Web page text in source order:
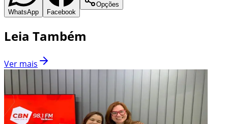
WhatsApp Facebook
Opções
Leia Também
Ver mais